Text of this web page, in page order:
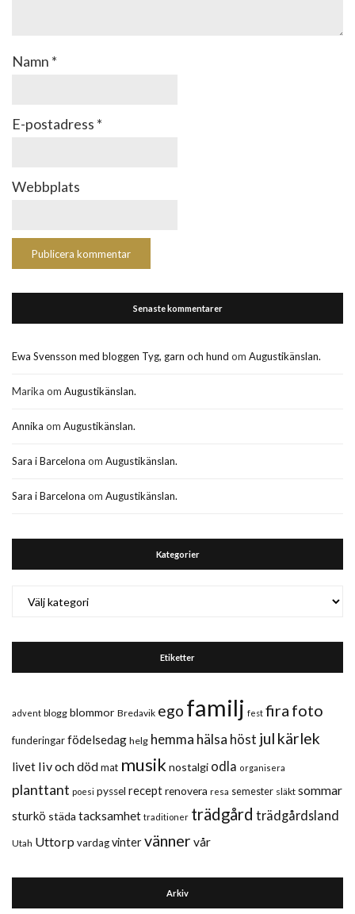
Namn *
E-postadress *
Webbplats
Senaste kommentarer
Ewa Svensson med bloggen Tyg, garn och hund om Augustikänslan.
Marika om Augustikänslan.
Annika om Augustikänslan.
Sara i Barcelona om Augustikänslan.
Sara i Barcelona om Augustikänslan.
Kategorier
Etiketter
advent blogg blommor Bredavik ego familj fest fira foto
funderingarfödelsedag helg hemma hälsa höst jul kärlek
livet liv och dödmat musik nostalgi odla organisera
planttant poesi pyssel receptrenovera resa semester släkt sommar
sturkö städa tacksamhet traditioner trädgård trädgårdsland
Utah Uttorp vardagvintervänner vår
Arkiv